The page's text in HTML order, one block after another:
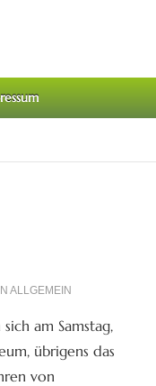
ALLGEMEIN
am Samstag,
übrigens das
von